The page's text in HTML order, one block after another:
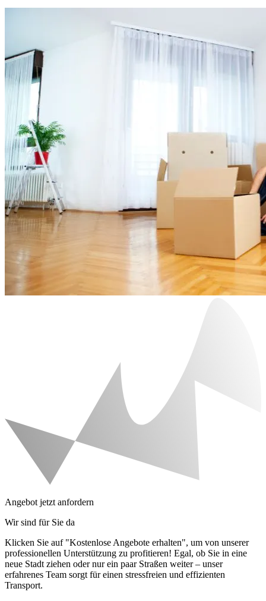
Angebot jetzt anfordern
Wir sind für Sie da
Klicken Sie auf "Kostenlose Angebote erhalten", um von unserer
professionellen Unterstützung zu profitieren! Egal, ob Sie in eine
neue Stadt ziehen oder nur ein paar Straßen weiter – unser
erfahrenes Team sorgt für einen stressfreien und effizienten
Transport.